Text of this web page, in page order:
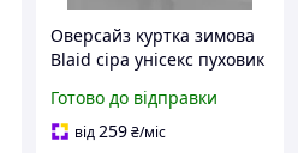
Оверсайз куртка зимова
Blaid сіра унісекс пуховик
теплий на зиму
Готово до відправки
від259₴/міс